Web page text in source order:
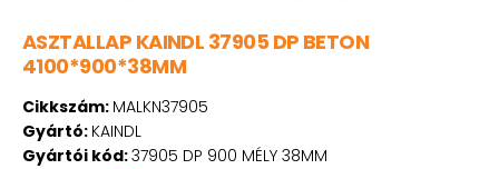
ASZTALLAP KAINDL 37905 DP BETON
4100*900*38MM
Cikkszám: MALKN37905
Gyártó: KAINDL
Gyártói kód:37905 DP 900 MÉLY 38MM